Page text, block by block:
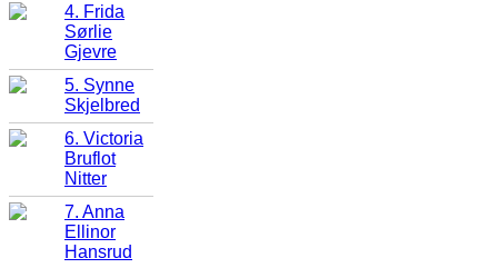
4. Frida
Sørlie
Gjevre
5. Synne
Skjelbred
6. Victoria
Bruflot
Nitter
7. Anna
Ellinor
Hansrud